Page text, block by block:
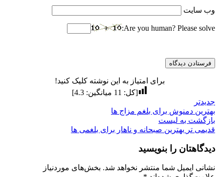
وب‌ سایت
Are you human? Please solve:
برای امتیاز به این نوشته کلیک کنید!
[کل: 11 میانگین:4.3
]
جدیدتر
بهترین دمنوش برای بلغم مزاج ها
بازگشت به لیست
قدیمی تر بهترین صبحانه و ناهار برای بلغمی ها
دیدگاهتان را بنویسید
نشانی ایمیل شما منتشر نخواهد شد. بخش‌های موردنیاز